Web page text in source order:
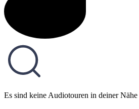
Es sind keine Audiotouren in deiner Nähe